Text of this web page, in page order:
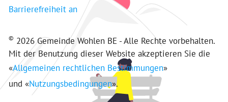
Barrierefreiheit an
© 2026 Gemeinde Wohlen BE - Alle Rechte vorbehalten.
Mit der Benutzung dieser Website akzeptieren Sie die
«Allgemeinen rechtlichen Bestimmungen»
und «Nutzungsbedingungen».